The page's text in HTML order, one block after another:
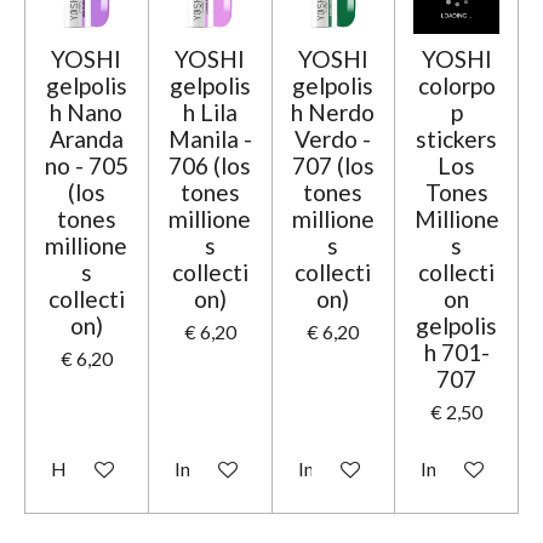
YOSHI
gelpolis
h Nano
Aranda
no - 705
(los
tones
millione
s
collecti
on)
€ 6,20
Houd mij op de hoogte
YOSHI
gelpolis
h Lila
Manila -
706 (los
tones
millione
s
collecti
on)
€ 6,20
In winkelwagen
YOSHI
gelpolis
h Nerdo
Verdo -
707 (los
tones
millione
s
collecti
on)
€ 6,20
In winkelwagen
YOSHI
colorpo
p
stickers
Los
Tones
Millione
s
collecti
on
gelpolis
h 701-
707
€ 2,50
In